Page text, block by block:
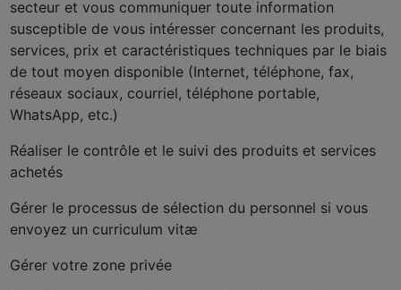
secteur et vous communiquer toute information
susceptible de vous intéresser concernant les produits,
services, prix et caractéristiques techniques par le biais
de tout moyen disponible (Internet, téléphone, fax,
réseaux sociaux, courriel, téléphone portable,
WhatsApp, etc.)
Réaliser le contrôle et le suivi des produits et services
achetés
Gérer le processus de sélection du personnel si vous
envoyez un curriculum vitæ
Gérer votre zone privée